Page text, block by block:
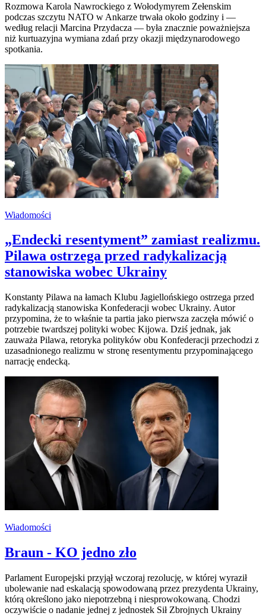
Rozmowa Karola Nawrockiego z Wołodymyrem Zełenskim
podczas szczytu NATO w Ankarze trwała około godziny i —
według relacji Marcina Przydacza — była znacznie poważniejsza
niż kurtuazyjna wymiana zdań przy okazji międzynarodowego
spotkania.
Wiadomości
„Endecki resentyment” zamiast realizmu.
Pilawa ostrzega przed radykalizacją
stanowiska wobec Ukrainy
Konstanty Pilawa na łamach Klubu Jagiellońskiego ostrzega przed
radykalizacją stanowiska Konfederacji wobec Ukrainy. Autor
przypomina, że to właśnie ta partia jako pierwsza zaczęła mówić o
potrzebie twardszej polityki wobec Kijowa. Dziś jednak, jak
zauważa Pilawa, retoryka polityków obu Konfederacji przechodzi z
uzasadnionego realizmu w stronę resentymentu przypominającego
narrację endecką.
Wiadomości
Braun - KO jedno zło
Parlament Europejski przyjął wczoraj rezolucję, w której wyraził
ubolewanie nad eskalacją spowodowaną przez prezydenta Ukrainy,
którą określono jako niepotrzebną i niesprowokowaną. Chodzi
oczywiście o nadanie jednej z jednostek Sił Zbrojnych Ukrainy